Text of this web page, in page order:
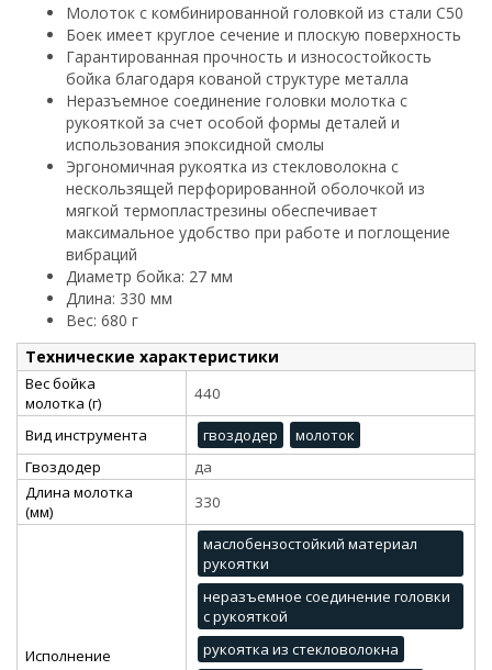
Молоток с комбинированной головкой из стали С50
Боек имеет круглое сечение и плоскую поверхность
Гарантированная прочность и износостойкость
бойка благодаря кованой структуре металла
Неразъемное соединение головки молотка с
рукояткой за счет особой формы деталей и
использования эпоксидной смолы
Эргономичная рукоятка из стекловолокна с
нескользящей перфорированной оболочкой из
мягкой термопластрезины обеспечивает
максимальное удобство при работе и поглощение
вибраций
Диаметр бойка: 27 мм
Длина: 330 мм
Вес: 680 г
Технические характеристики
Вес бойка
молотка (г)
440
Вид инструмента гвоздодер
молоток
Гвоздодер
да
Длина молотка
(мм)
330
Исполнение
маслобензостойкий материал
рукоятки
неразъемное соединение головки
с рукояткой
рукоятка из стекловолокна